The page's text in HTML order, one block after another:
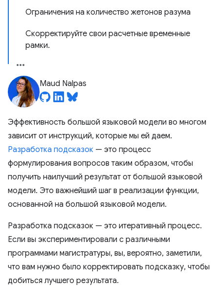
Ограничения на количество жетонов разума
Скорректируйте свои расчетные временные
рамки.
Maud Nalpas
Эффективность большой языковой модели во многом
зависит от инструкций, которые мы ей даем.
Разработка подсказок — это процесс
формулирования вопросов таким образом, чтобы
получить наилучший результат от большой языковой
модели. Это важнейший шаг в реализации функции,
основанной на большой языковой модели.
Разработка подсказок — это итеративный процесс.
Если вы экспериментировали с различными
программами магистратуры, вы, вероятно, заметили,
что вам нужно было корректировать подсказку, чтобы
добиться лучшего результата.